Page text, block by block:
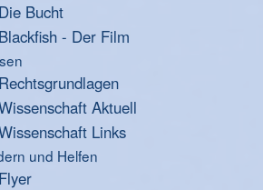
Die Bucht
Blackfish - Der Film
Rechtsgrundlagen
Aktuell
Links
und Helfen
Flyer